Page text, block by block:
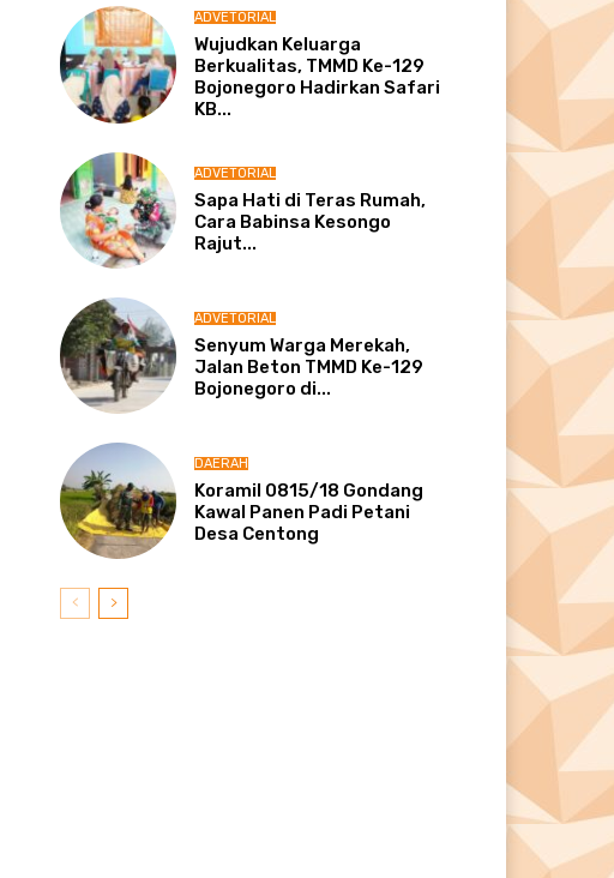
ADVETORIAL
Wujudkan Keluarga
Berkualitas, TMMD Ke-129
Bojonegoro Hadirkan Safari
KB...
ADVETORIAL
Sapa Hati di Teras Rumah,
Cara Babinsa Kesongo
Rajut...
ADVETORIAL
Senyum Warga Merekah,
Jalan Beton TMMD Ke-129
Bojonegoro di...
DAERAH
Koramil 0815/18 Gondang
Kawal Panen Padi Petani
Desa Centong